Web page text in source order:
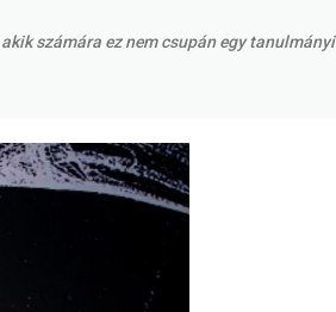
számára ez nem csupán egy tanulmányi